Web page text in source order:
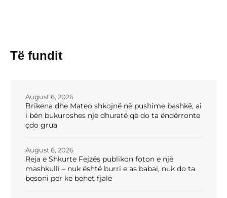
Të fundit
Brikena dhe Mateo shkojnë në pushime bashkë, ai
i bën bukuroshes një dhuratë që do ta ëndërronte
çdo grua
August 6, 2026
Reja e Shkurte Fejzës publikon foton e një
mashkulli – nuk është burri e as babai, nuk do ta
besoni për kë bëhet fjalë
August 6, 2026